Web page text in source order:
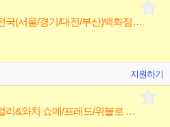
[Tiffany&co]명품 주얼리 티파니 전국(서울/경기/대전/부산)백화점 점장/부점장/판매사원
지원하기
[LVMH Watch & Jewelry]명품 주얼리&와치 쇼메/프레드/위블로 전국 점장/부점장/판매사원 채용